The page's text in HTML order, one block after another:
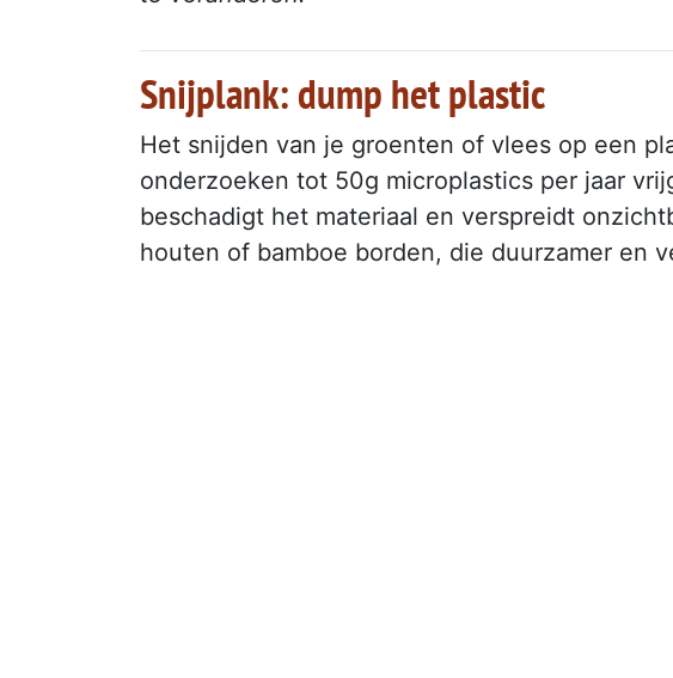
Snijplank: dump het plastic
Het snijden van je groenten of vlees op een
onderzoeken tot 50g microplastics per jaar
beschadigt het materiaal en verspreidt
houten of bamboe borden, die duurzamer en